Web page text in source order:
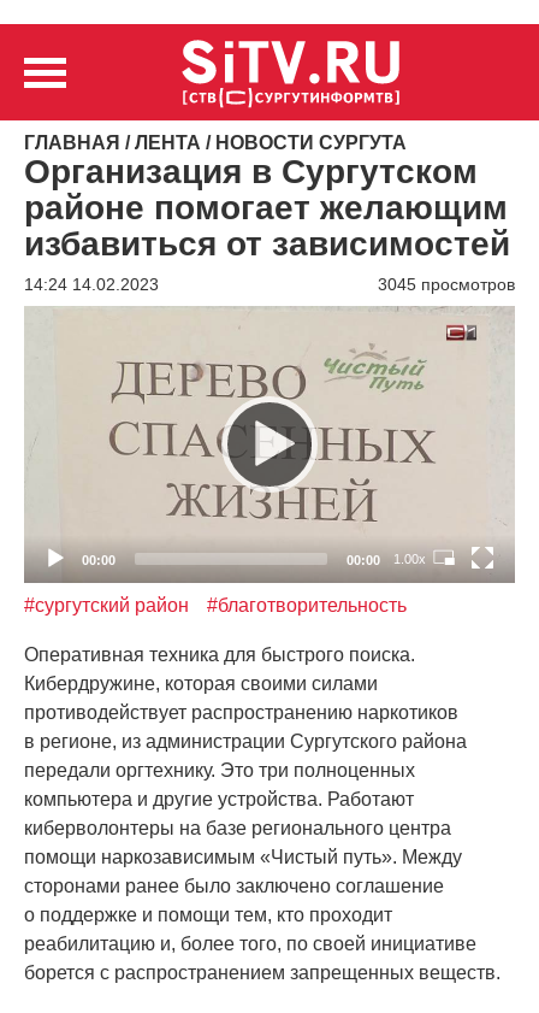
ГЛАВНАЯ /ЛЕНТА / НОВОСТИ СУРГУТА
Организация в Сургутском
районе помогает желающим
избавиться от зависимостей
14:24 14.02.2023 3045 просмотров
00:00 00:00 1.00x
#сургутский район #благотворительность
Оперативная техника для быстрого поиска.
Кибердружине, которая своими силами
противодействует распространению наркотиков
в регионе, из администрации Сургутского района
передали оргтехнику. Это три полноценных
компьютера и другие устройства. Работают
киберволонтеры на базе регионального центра
помощи наркозависимым «Чистый путь». Между
сторонами ранее было заключено соглашение
о поддержке и помощи тем, кто проходит
реабилитацию и, более того, по своей инициативе
борется с распространением запрещенных веществ.